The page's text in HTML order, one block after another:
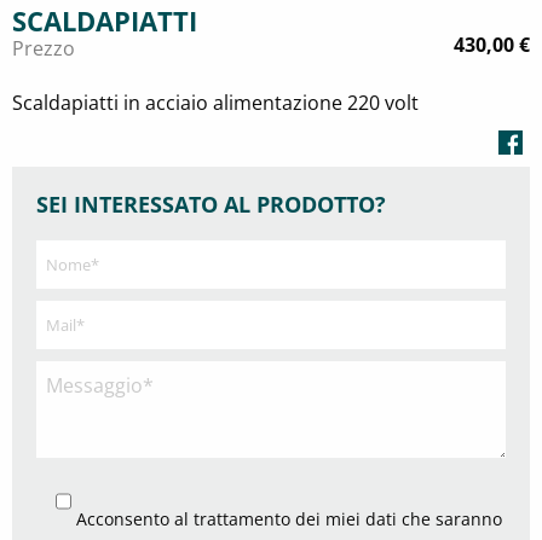
SCALDAPIATTI
Prezzo 430,00€
Scaldapiatti in acciaio alimentazione 220 volt
SEI INTERESSATO AL PRODOTTO?
Acconsento al trattamento dei miei dati che saranno